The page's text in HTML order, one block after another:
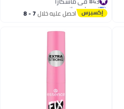
توصيل مجاني
#43 في ماسكارا احصل عليه خلال 7 - 8